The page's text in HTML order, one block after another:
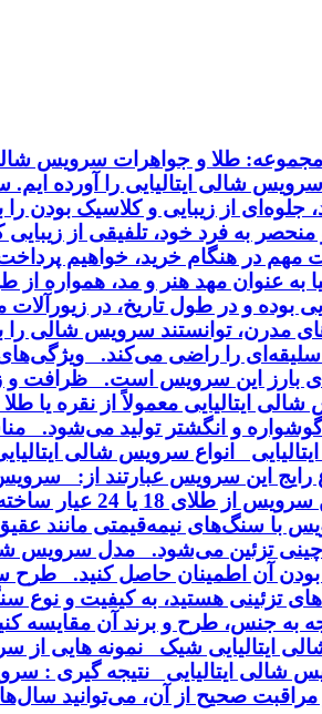
طلا و جواهرات سرویس
شالی ایتالیایی را آورده
از زیبایی و کلاسیک بودن را
به فرد خود، تلفیقی از زیبایی
مهم در هنگام خرید، خواهیم
به عنوان مهد هنر و مد، همواره
بوده و در طول تاریخ، در
مدرن، توانستند سرویس شالی
سلیقه‌ای را راضی می‌کند.
بارز این سرویس است. ظرافت و
ایتالیایی معمولاً از نقره یا
و انگشتر تولید می‌شود.
انواع سرویس شالی
می‌شود و با روکش طلا یا
سنگ‌های نیمه‌قیمتی مانند
چینی تزئین می‌شود. مدل سرویس
آن اطمینان حاصل کنید.
هستید، به کیفیت و نوع
به جنس، طرح و برند آن مقایسه
ایتالیایی شیک نمونه هایی
ایتالیایی نتیجه گیری :
صحیح از آن، می‌توانید